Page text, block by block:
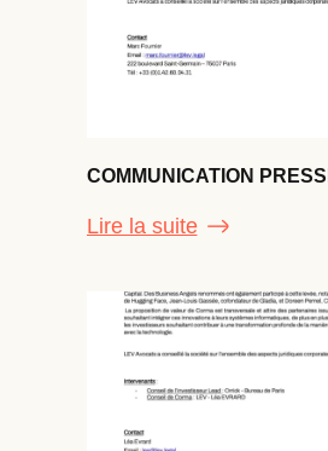
COMMUNICATION
Lire la suite